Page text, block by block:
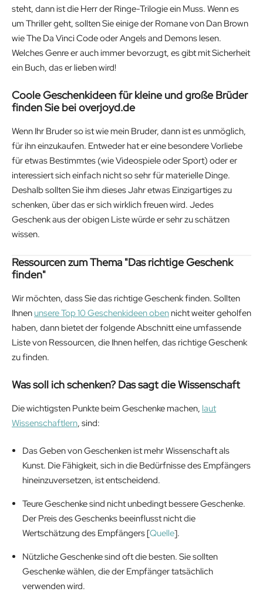
steht, dann ist die Herr der Ringe-Trilogie ein Muss. Wenn es
um Thriller geht, sollten Sie einige der Romane von Dan Brown
wie The Da Vinci Code oder Angels and Demons lesen.
Welches Genre er auch immer bevorzugt, es gibt mit Sicherheit
ein Buch, das er lieben wird!
Coole Geschenkideen für kleine und große Brüder
finden Sie bei overjoyd.de
Wenn Ihr Bruder so ist wie mein Bruder, dann ist es unmöglich,
für ihn einzukaufen. Entweder hat er eine besondere Vorliebe
für etwas Bestimmtes (wie Videospiele oder Sport) oder er
interessiert sich einfach nicht so sehr für materielle Dinge.
Deshalb sollten Sie ihm dieses Jahr etwas Einzigartiges zu
schenken, über das er sich wirklich freuen wird. Jedes
Geschenk aus der obigen Liste würde er sehr zu schätzen
wissen.
Ressourcen zum Thema "Das richtige Geschenk
finden"
Wir möchten, dass Sie das richtige Geschenk finden. Sollten
Ihnen unsere Top 10 Geschenkideen oben nicht weiter geholfen
haben, dann bietet der folgende Abschnitt eine umfassende
Liste von Ressourcen, die Ihnen helfen, das richtige Geschenk
zu finden.
Was soll ich schenken? Das sagt die Wissenschaft
Die wichtigsten Punkte beim Geschenke machen, laut
Wissenschaftlern, sind:
Das Geben von Geschenken ist mehr Wissenschaft als
Kunst. Die Fähigkeit, sich in die Bedürfnisse des Empfängers
hineinzuversetzen, ist entscheidend.
Teure Geschenke sind nicht unbedingt bessere Geschenke.
Der Preis des Geschenks beeinflusst nicht die
Wertschätzung des Empfängers [Quelle].
Nützliche Geschenke sind oft die besten. Sie sollten
Geschenke wählen, die der Empfänger tatsächlich
verwenden wird.